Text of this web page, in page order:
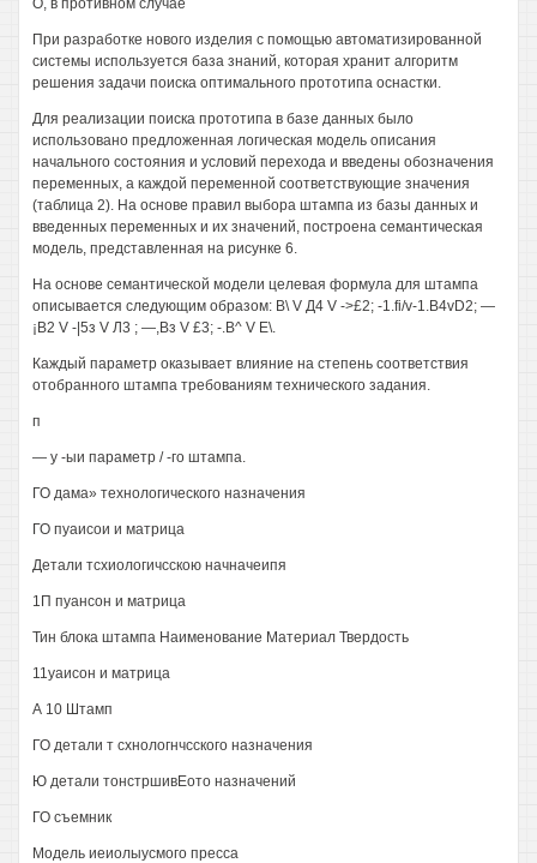
О, в противном случае
При разработке нового изделия с помощью автоматизированной
системы используется база знаний, которая хранит алгоритм
решения задачи поиска оптимального прототипа оснастки.
Для реализации поиска прототипа в базе данных было
использовано предложенная логическая модель описания
начального состояния и условий перехода и введены обозначения
переменных, а каждой переменной соответствующие значения
(таблица 2). На основе правил выбора штампа из базы данных и
введенных переменных и их значений, построена семантическая
модель, представленная на рисунке 6.
На основе семантической модели целевая формула для штампа
описывается следующим образом: В\ V Д4 V ->£2; -1.fi/v-1.B4vD2; —
¡В2 V -|5з V Л3 ; —,Вз V £3; -.В^ V Е\.
Каждый параметр оказывает влияние на степень соответствия
отобранного штампа требованиям технического задания.
п
— у -ыи параметр / -го штампа.
ГО дама» технологического назначения
ГО пуаисои и матрица
Детали тсхиологичсскою начначеипя
1П пуансон и матрица
Тин блока штампа Наименование Материал Твердость
11уаисон и матрица
А 10 Штамп
ГО детали т схнологнчсского назначения
Ю детали тонстршивЕото назначений
ГО съемник
Модель иеиолыусмого пресса